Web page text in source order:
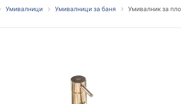
Умивалници Умивалници за баня Умивалник за